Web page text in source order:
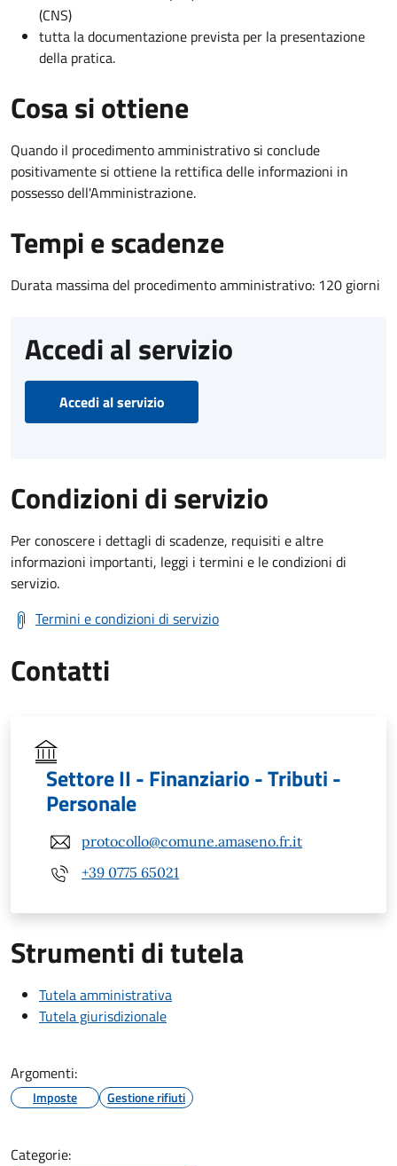
(CNS)
tutta la documentazione prevista per la presentazione
della pratica.
Cosa si ottiene
Quando il procedimento amministrativo si conclude
positivamente si ottiene la rettifica delle informazioni in
possesso dell'Amministrazione.
Tempi e scadenze
Durata massima del procedimento amministrativo: 120 giorni
Accedi al servizio
Accedi al servizio
Condizioni di servizio
Per conoscere i dettagli di scadenze, requisiti e altre
informazioni importanti, leggi i termini e le condizioni di
servizio.
Termini e condizioni di servizio
Contatti
Settore II - Finanziario - Tributi -
Personale
protocollo@comune.amaseno.fr.it
+39 0775 65021
Strumenti di tutela
Tutela amministrativa
Tutela giurisdizionale
Argomenti:
Imposte Gestione rifiuti
Categorie: